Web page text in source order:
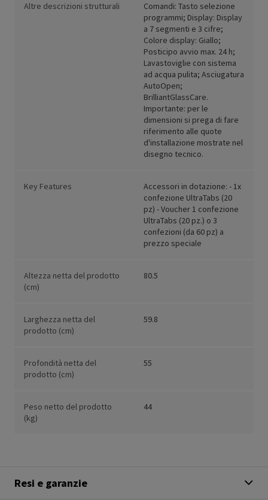
Altre descrizioni strutturali
Comandi: Tasto selezione
programmi; Display: Display
a 7 segmenti e 3 cifre;
Colore display: Giallo;
Posticipo avvio max. 24 h;
Lavastoviglie con sistema
ad acqua pulita; Asciugatura
AutoOpen;
BrilliantGlassCare.
Importante: per le
dimensioni si prega di fare
riferimento alle quote
d'installazione mostrate nel
disegno tecnico.
Key Features
Accessori in dotazione: - 1x
confezione UltraTabs (20
pz) - Voucher 1 confezione
UltraTabs (20 pz.) o 3
confezioni (da 60 pz) a
prezzo speciale
Altezza netta del prodotto
(cm)
80.5
Larghezza netta del
prodotto (cm)
59.8
Profondità netta del
prodotto (cm)
55
Peso netto del prodotto
(kg)
44
Resi e garanzie